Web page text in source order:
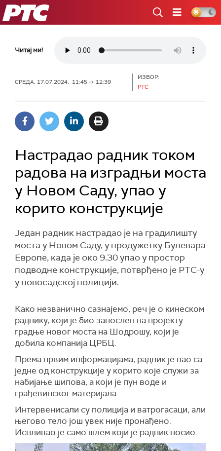
РТС
Читај ми!
СРЕДА, 17.07.2024, 11:45 -> 12:39
ИЗВОР:
РТС
Настрадао радник током
радова на изградњи моста
у Новом Саду, упао у
корито конструкције
Један радник настрадао је на градилишту
моста у Новом Саду, у продужетку Булевара
Европе, када је око 9.30 упао у простор
пoдводне конструкције, потврђено je РТС-у
у новосадској полицији.
Како незванично сазнајемо, реч је о кинеском
раднику, који је био запослен на пројекту
градње новог моста на Шодрошу, који је
добила компанија ЦРБЦ.
Према првим информацијама, радник је пао са
једне од конструкције у корито које служи за
набијање шипова, а који је пун воде и
грађевинског материјала.
Интервенисали су полиција и ватрогасаци, али
његово тело још увек није пронађено.
Испливао је само шлем који је радник носио.